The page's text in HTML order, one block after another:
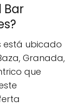
Bar
está ubicado
Granada,
que